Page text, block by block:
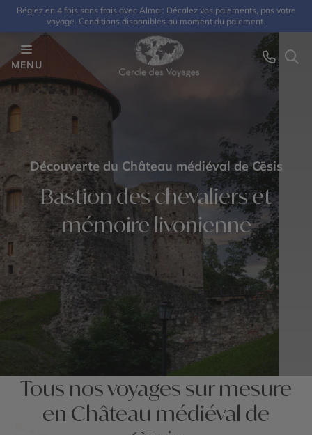
Réglez en 4 fois sans frais avec Alma : Décalez vos paiements, pas votre
voyage. Conditions disponibles au moment du paiement.
MENU
Découverte du Château médiéval de Cēsis
Bastion des chevaliers et
mémoire livonienne
Tous nos voyages sur mesure
en Château médiéval de